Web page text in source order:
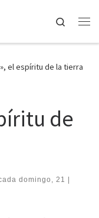
Search
el espíritu de la tierra
de
domingo, 21 |